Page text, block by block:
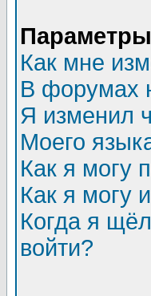
Как мне
В форумах
Я изменил
Моего
Как я могу
Как я могу
Когда я
войти?